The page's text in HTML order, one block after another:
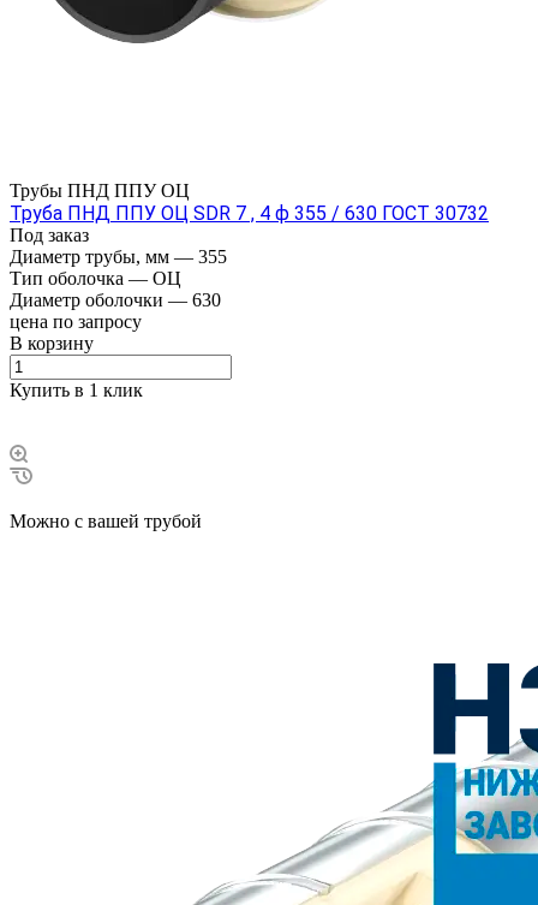
Трубы ПНД ППУ ОЦ
Труба ПНД ППУ ОЦ SDR 7 , 4 ф 355 / 630 ГОСТ 30732
Под заказ
Диаметр трубы, мм — 355
Тип оболочка — ОЦ
Диаметр оболочки — 630
цена по запросу
В корзину
Купить в 1 клик
Можно с вашей трубой